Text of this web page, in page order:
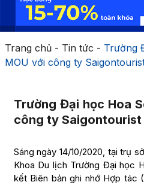
Trang chủ- Tin tức - Trường
MOU với công ty
Trường Đại học Hoa
công ty Saigontourist
Sáng ngày 14/10/2020, tại trụ
Khoa Du lịch Trường Đại học
kết Biên bản ghi nhớ Hợp tác